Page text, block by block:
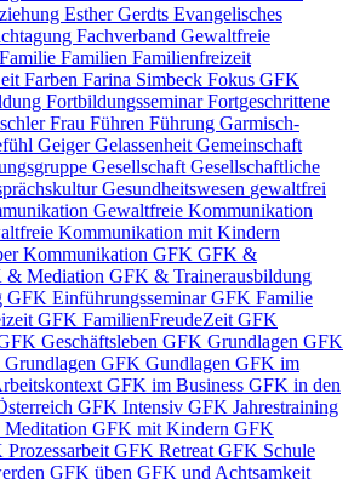
Esther Gerdts Evangelisches
Fachverband Gewaltfreie
Familie Familien Familienfreizeit
Farben Farina Simbeck Fokus GFK
FortbildungsseminarFortgeschrittene
Frau Führen Führung Garmisch-
GeigerGelassenheit Gemeinschaft
Gesellschaft Gesellschaftliche
Gesundheitswesen gewaltfrei
Gewaltfreie Kommunikation
Kommunikation mit Kindern
Kommunikation GFK GFK &
& Mediation GFK & Trainerausbildung
GFK EinführungsseminarGFK Familie
GFK FamilienFreudeZeit GFK
Geschäftsleben GFK Grundlagen GFK
GFK Gundlagen GFK im
GFK im Business GFK in den
GFK Intensiv GFK Jahrestraining
GFK mit Kindern GFK
GFK Retreat GFK Schule
GFK üben GFK und Achtsamkeit